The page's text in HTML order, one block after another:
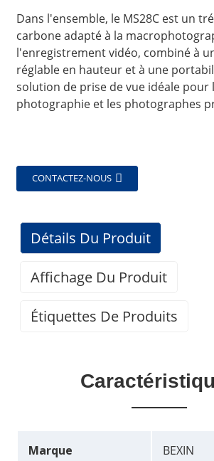
Dans l'ensemble, le MS28C est un
carbone adapté à la
l'enregistrement vidéo, combiné à
réglable en hauteur et à une
solution de prise de vue idéale pour
photographie et les photographes
CONTACTEZ-NOUS
Détails Du Produit
Affichage Du Produit
Étiquettes De Produits
Marque BEXIN